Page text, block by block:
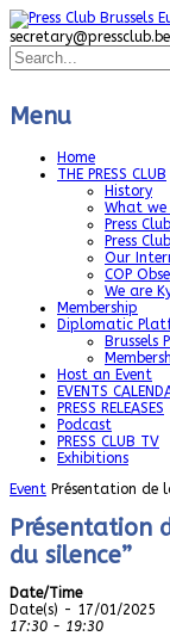
secretary@pressclub.be
Menu
Home
THE PRESS CLUB
History
What we
Press
Press
Our
COP
We are
Membership
Diplomatic
Brussels
Host an Event
EVENTS
PRESS RELEASES
Podcast
PRESS CLUB TV
Exhibitions
Event Présentation de
Présentation
du silence”
Date/Time
Date(s) - 17/01/2025
17:30 - 19:30